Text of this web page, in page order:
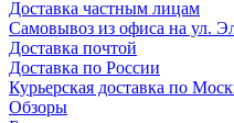
Доставка частным лицам
Самовывоз из офиса на ул.
Доставка почтой
Доставка по России
Курьерская доставка по
Обзоры